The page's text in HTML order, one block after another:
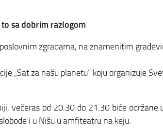
sa dobrim razlogom
zgradama, na znamenitim
„Sat za našu planetu“ koju organizuje
večeras od 20.30 do 21.30 biće održane
i u Nišu u amfiteatru na keju.